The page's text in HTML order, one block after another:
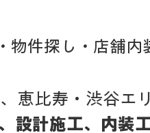
物件探し・店舗
恵比寿・渋谷エ
設計施工、内装